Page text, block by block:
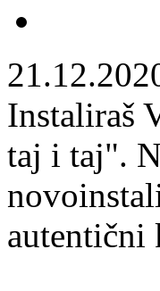
Instaliraš
taj i taj".
autentični